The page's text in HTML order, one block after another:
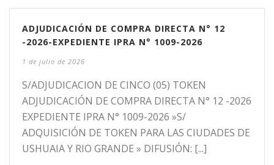
ADJUDICACIÓN DE COMPRA DIRECTA N° 12
-2026-EXPEDIENTE IPRA N° 1009-2026
1 de julio de 2026
S/ADJUDICACION DE CINCO (05) TOKEN
ADJUDICACIÓN DE COMPRA DIRECTA N° 12 -2026
EXPEDIENTE IPRA N° 1009-2026 »S/
ADQUISICIÓN DE TOKEN PARA LAS CIUDADES DE
USHUAIA Y RIO GRANDE » DIFUSIÓN: [...]